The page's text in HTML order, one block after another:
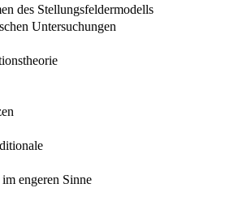
des Stellungsfeldermodells
Untersuchungen
engeren Sinne